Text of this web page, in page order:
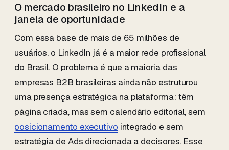
O mercado brasileiro no LinkedIn e a
janela de oportunidade
Com essa base de mais de 65 milhões de
usuários, o LinkedIn já é a maior rede profissional
do Brasil. O problema é que a maioria das
empresas B2B brasileiras ainda não estruturou
uma presença estratégica na plataforma: têm
página criada, mas sem calendário editorial, sem
posicionamento executivo integrado e sem
estratégia de Ads direcionada a decisores. Esse